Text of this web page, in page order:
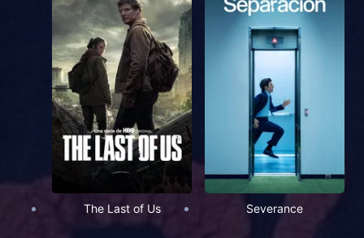
The Last of Us Severance